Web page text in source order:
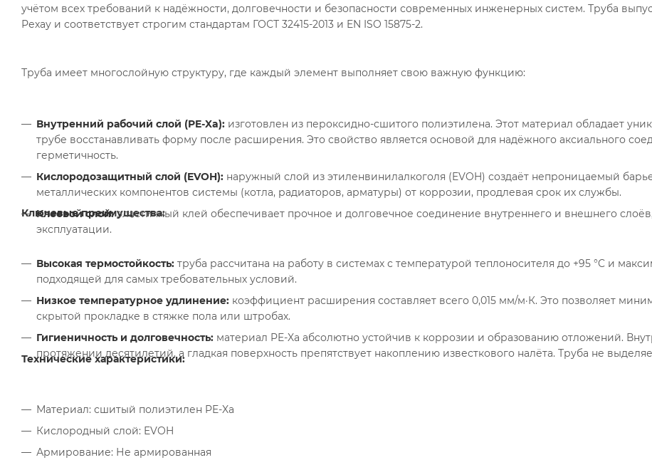
учётом всех требований к надёжности, долговечности и безопасности современных инженерных систем. Труба
Рехау и соответствует строгим стандартам ГОСТ 32415-2013 и EN ISO 15875-2.
Труба имеет многослойную структуру, где каждый элемент выполняет свою важную функцию:
Внутренний рабочий слой (PE-Xa): изготовлен из пероксидно-сшитого полиэтилена. Этот материал обладает
трубе восстанавливать форму после расширения. Это свойство является основой для надёжного аксиального
герметичность.
Кислородозащитный слой (EVOH): наружный слой из этиленвинилалкоголя (EVOH) создаёт непроницаемый
металлических компонентов системы (котла, радиаторов, арматуры) от коррозии, продлевая срок их службы.
Клеевой слой:эластичный клей обеспечивает прочное и долговечное соединение внутреннего и внешнего
эксплуатации.
Ключевые преимущества:
Высокая термостойкость: труба рассчитана на работу в системах с температурой теплоносителя до +95 °C и
подходящей для самых требовательных условий.
Низкое температурное удлинение: коэффициент расширения составляет всего 0,015 мм/м·К. Это позволяет
скрытой прокладке в стяжке пола или штробах.
Гигиеничность и долговечность: материал PE-Xa абсолютно устойчив к коррозии и образованию отложений.
протяжении десятилетий, а гладкая поверхность препятствует накоплению известкового налёта. Труба не
Технические характеристики:
Материал: сшитый полиэтилен PE-Xa
Кислородный слой: EVOH
Армирование: Не армированная